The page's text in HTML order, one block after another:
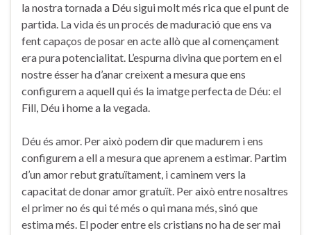
la nostra tornada a Déu sigui molt més rica que el punt de
partida. La vida és un procés de maduració que ens va
fent capaços de posar en acte allò que al començament
era pura potencialitat. L’espurna divina que portem en el
nostre ésser ha d’anar creixent a mesura que ens
configurem a aquell qui és la imatge perfecta de Déu: el
Fill, Déu i home a la vegada.
Déu és amor. Per això podem dir que madurem i ens
configurem a ell a mesura que aprenem a estimar. Partim
d’un amor rebut gratuïtament, i caminem vers la
capacitat de donar amor gratuït. Per això entre nosaltres
el primer no és qui té més o qui mana més, sinó que
estima més. El poder entre els cristians no ha de ser mai